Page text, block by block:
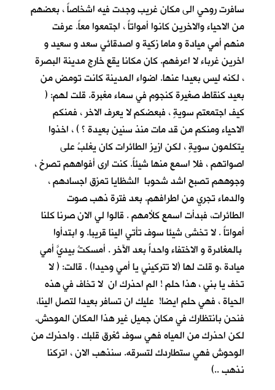
سافرت روحي الى مكان غريب وجدت فيه اشخاصاً ، بعضهم
من الاحياء والاخرين كانوا أمواتاً ، اجتمعوا معاً. عرفت
منهم أمي ميادة و ماما زكية و اصدقائي سعد و سعيد و
اخرين غرباء لا اعرفهم. كان مكانا يقع خارج مدينة البصرة
، لكنه ليس بعيدا عنها. اضواء المدينة كانت تومض من
بعيد كنقاط صغيرة كنجوم في سماء مغبرة. قلت لهم: (
كيف اجتمعتم سويةٍ ، فبعضكم لا يعرف الاخر ، فمنكم
الاحياء ومنكم من قد مات منذ سنين بعيدة ؟ ) ، اخذوا
يتكلمون سويةٍ ، لكن ازيز الطائرات كان يغلبُ على
اصواتهم ، فلا اسمع منها شيئاً. كنت ارى أفواههم تصرخ ،
وجوههم تصبح اشد شحوبا الشظايا تمزق اجسادهم ،
والدماء تجري من اطرافهم. بعد فترة ذهب صوت
الطائرات، فبدأت اسمع كلأمهم . قالوا لي الان صرنا كلنا
أمواتاً . لا تخشى شيئا سوف تأتي الينا قريبا. و ابتدأوا
بالمغادرة و الاختفاء واحداً بعد الآخر . أمسكتُ بيديَّ أمي
ميادة ،و قلت لها (لا تتركيني يا أمي وحيدا) . قالت: ( لا
تخف يا بني ، هذا حلم ! الم احذرك ان لا تخاف في هذه
الحياة ، فهي حلم ايضا! عليك ان تسافر بعيدا لتصل الينا،
فنحن بانتظارك في مكان جميل غير هذا المكان الموحش.
لكن احذرك من المياه فهي سوف تُغرق قلبك . واحذرك من
الوحوش فهي ستطاردك لتسرقه. سنذهب الان ، اتركنا
نذهب ..)